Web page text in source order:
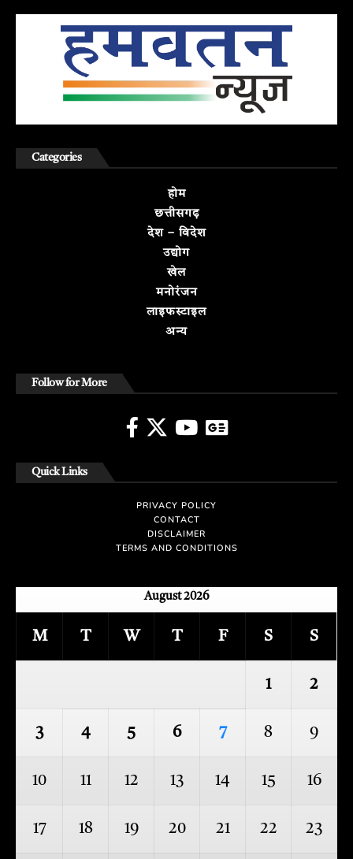
Categories
होम
छत्तीसगढ़
देश – विदेश
उद्योग
खेल
मनोरंजन
लाइफस्टाइल
अन्य
Follow for More
Quick Links
PRIVACY POLICY
CONTACT
DISCLAIMER
TERMS AND CONDITIONS
August 2026
M T W T F S S
1 2
3 4 5 6 7 8 9
10 11 12 13 14 15 16
17 18 19 20 21 22 23